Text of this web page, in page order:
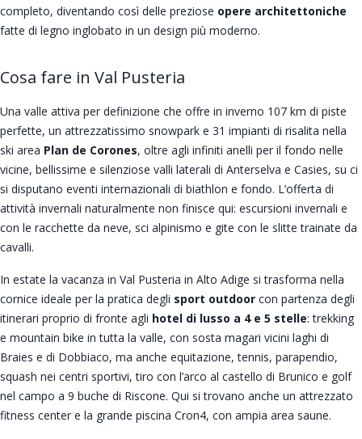
completo, diventando così delle preziose opere architettoniche
fatte di legno inglobato in un design più moderno.
Cosa fare in Val Pusteria
Una valle attiva per definizione che offre in inverno 107 km di piste
perfette, un attrezzatissimo snowpark e 31 impianti di risalita nella
ski area Plan de Corones, oltre agli infiniti anelli per il fondo nelle
vicine, bellissime e silenziose valli laterali di Anterselva e Casies, su ci
si disputano eventi internazionali di biathlon e fondo. L’offerta di
attività invernali naturalmente non finisce qui: escursioni invernali e
con le racchette da neve, sci alpinismo e gite con le slitte trainate da
cavalli.
In estate la vacanza in Val Pusteria in Alto Adige si trasforma nella
cornice ideale per la pratica degli sport outdoor con partenza degli
itinerari proprio di fronte agli hotel di lusso a 4 e 5 stelle: trekking
e mountain bike in tutta la valle, con sosta magari vicini laghi di
Braies e di Dobbiaco, ma anche equitazione, tennis, parapendio,
squash nei centri sportivi, tiro con l’arco al castello di Brunico e golf
nel campo a 9 buche di Riscone. Qui si trovano anche un attrezzato
fitness center e la grande piscina Cron4, con ampia area saune.